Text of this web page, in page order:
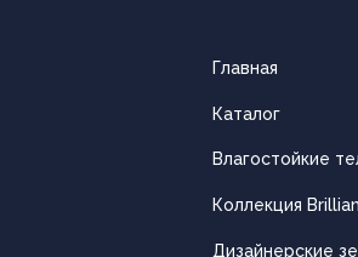
Главная
Каталог
Влагостойкие
Коллекция
Дизайнерские